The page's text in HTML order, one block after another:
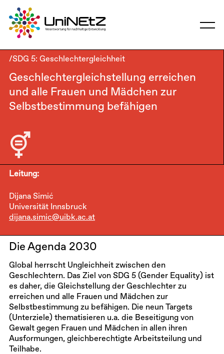
/SDG 5: Geschlechtergleichheit
Geschlechtergleichstellung erreichen
und alle Frauen und Mädchen zur
Selbstbestimmung befähigen
Leitung:
Dijana Simić
Universität Innsbruck
dijana.simic@uibk.ac.at
Die Agenda 2030
Global herrscht Ungleichheit zwischen den
Geschlechtern. Das Ziel von SDG 5 (Gender Equality) ist
es daher, die Gleichstellung der Geschlechter zu
erreichen und alle Frauen und Mädchen zur
Selbstbestimmung zu befähigen. Die neun Targets
(Unterziele) thematisieren u.a. die Beseitigung von
Gewalt gegen Frauen und Mädchen in allen ihren
Ausformungen, gleichberechtigte Arbeitsteilung und
Teilhabe.